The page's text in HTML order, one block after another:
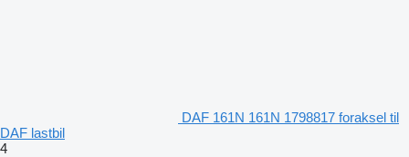
DAF 161N 161N 1798817 foraksel til
DAF lastbil
4